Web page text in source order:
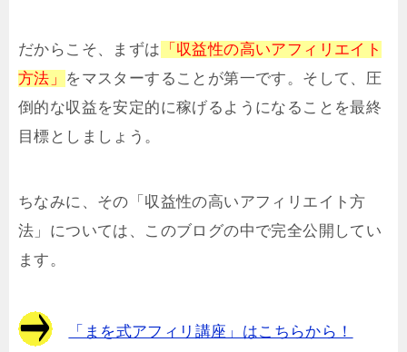
だからこそ、まずは 「収益性の高いアフィリエイト
方法」 をマスターすることが第一です。そして、圧
倒的な収益を安定的に稼げるようになることを最終
目標としましょう。
ちなみに、その「収益性の高いアフィリエイト方
法」については、このブログの中で完全公開してい
ます。
「まを式アフィリ講座」はこちらから！